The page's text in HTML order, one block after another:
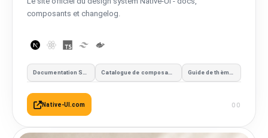
composants et changelog.
Documentation SDK Catalogue de composants Guide de thèmes
Native-UI.com